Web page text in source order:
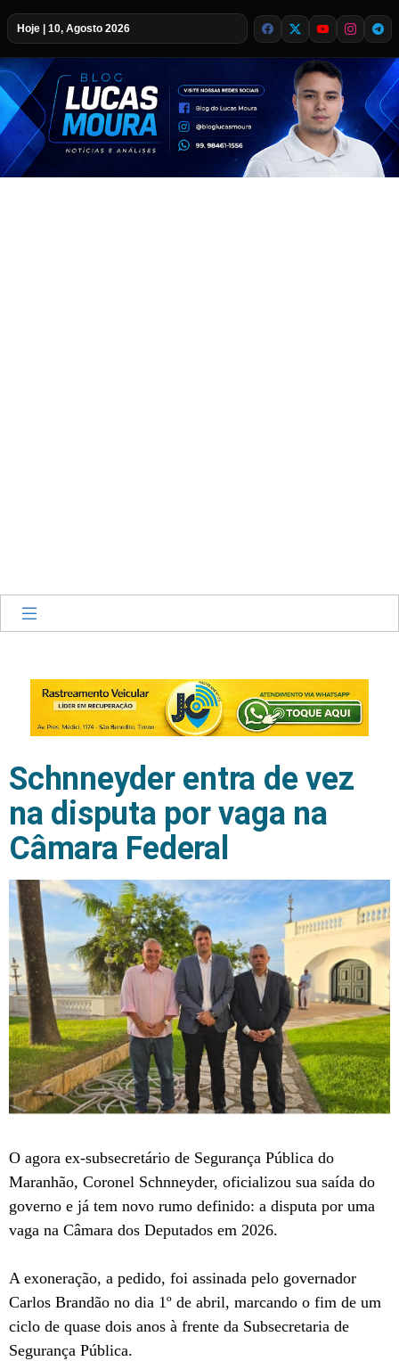
Hoje | 10, Agosto 2026
Schnneyder entra de vez
na disputa por vaga na
Câmara Federal
O agora ex-subsecretário de Segurança Pública do
Maranhão, Coronel Schnneyder, oficializou sua saída do
governo e já tem novo rumo definido: a disputa por uma
vaga na Câmara dos Deputados em 2026.
A exoneração, a pedido, foi assinada pelo governador
Carlos Brandão no dia 1º de abril, marcando o fim de um
ciclo de quase dois anos à frente da Subsecretaria de
Segurança Pública.